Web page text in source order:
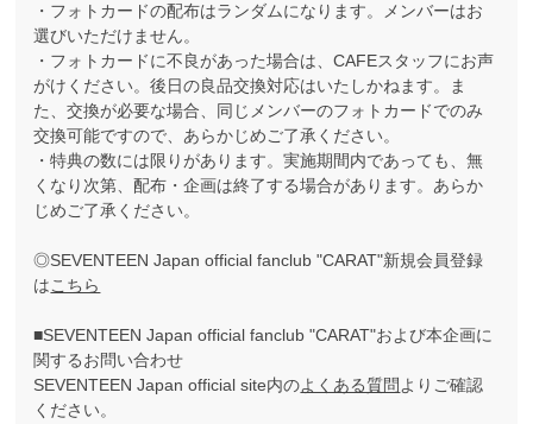
・フォトカードの配布はランダムになります。メンバーはお
選びいただけません。
・フォトカードに不良があった場合は、CAFEスタッフにお声
がけください。後日の良品交換対応はいたしかねます。ま
た、交換が必要な場合、同じメンバーのフォトカードでのみ
交換可能ですので、あらかじめご了承ください。
・特典の数には限りがあります。実施期間内であっても、無
くなり次第、配布・企画は終了する場合があります。あらか
じめご了承ください。
◎SEVENTEEN Japan official fanclub "CARAT"新規会員登録
はこちら
■SEVENTEEN Japan official fanclub "CARAT"および本企画に
関するお問い合わせ
SEVENTEEN Japan official site内のよくある質問 よりご確認
ください。